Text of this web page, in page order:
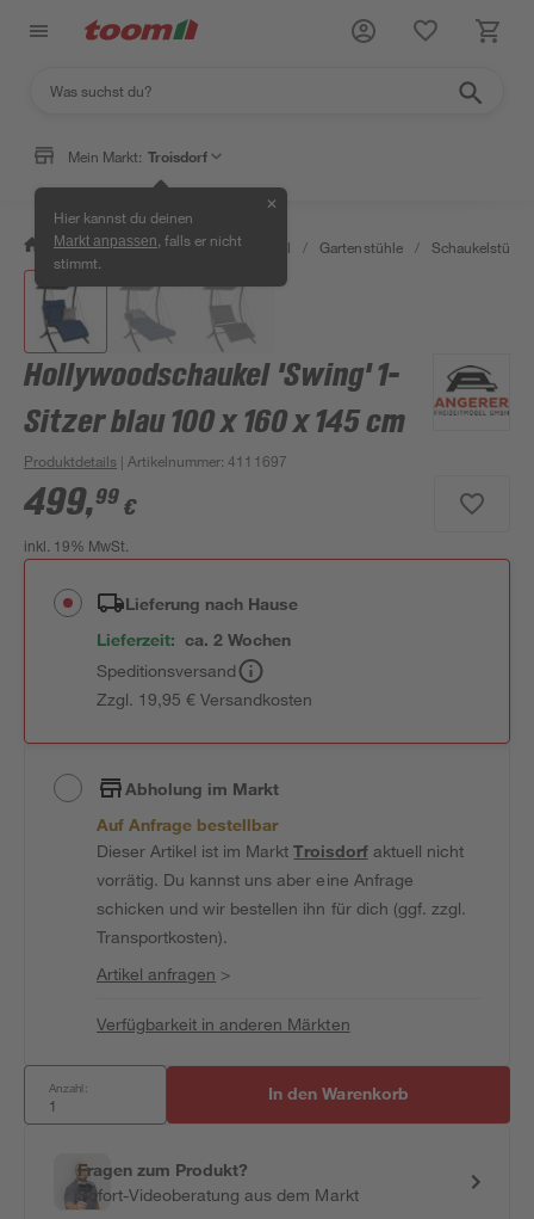
Mein Markt: Troisdorf
Hier kannst du deinen
Markt anpassen , falls er nicht
stimmt.
✕
/ Garten & Freizeit / Gartenmöbel / Gartenstühle / Schaukelstühle
Hollywoodschaukel 'Swing' 1-
Sitzer blau 100 x 160 x 145 cm
Produktdetails | Artikelnummer:4111697
499,99 €
inkl. 19% MwSt.
Lieferung nach Hause
Lieferzeit: ca. 2 Wochen
Speditionsversand
Zzgl. 19,95 € Versandkosten
Abholung im Markt
Auf Anfrage bestellbar
Dieser Artikel ist im MarktTroisdorfaktuell nicht
vorrätig. Du kannst uns aber eine Anfrage
schicken und wir bestellen ihn für dich (ggf. zzgl.
Transportkosten).
Artikel anfragen >
Verfügbarkeit in anderen Märkten
Anzahl: In den Warenkorb
Fragen zum Produkt?
Sofort-Videoberatung aus dem Markt